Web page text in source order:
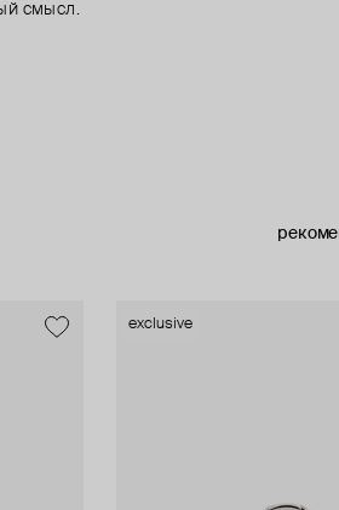
смысл.
exclusive